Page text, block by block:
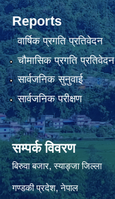
Reports
वार्षिक प्रगति प्रतिवेदन
चौमासिक प्रगति प्रतिवेदन
सार्वजनिक सुनुवाई
सार्वजनिक परीक्षण
सम्पर्क विवरण
बिरुवा बजार, स्याङ्जा जिल्ला
गण्डकी प्रदेश, नेपाल